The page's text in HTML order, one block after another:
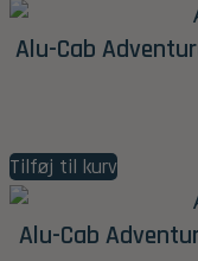
Alu-Cab
Tilføj til kurv
Alu-Cab